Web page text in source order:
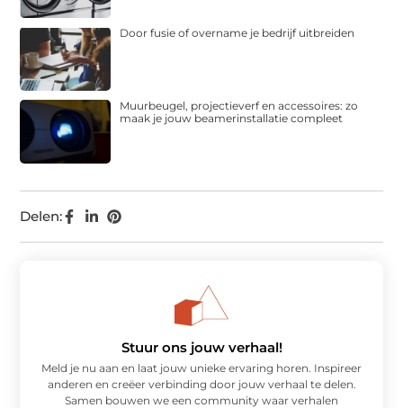
Delen:
Door fusie of overname je bedrijf uitbreiden
Muurbeugel, projectieverf en accessoires: zo
maak je jouw beamerinstallatie compleet
Stuur ons jouw verhaal!
Meld je nu aan en laat jouw unieke ervaring horen. Inspireer
anderen en creëer verbinding door jouw verhaal te delen.
Samen bouwen we een community waar verhalen